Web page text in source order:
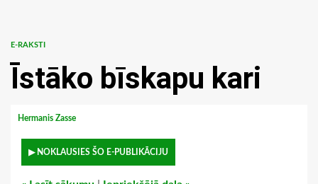
E-RAKSTI
Īstāko bīskapu kari
Hermanis Zasse
▶ NOKLAUSIES ŠO E-PUBLIKĀCIJU